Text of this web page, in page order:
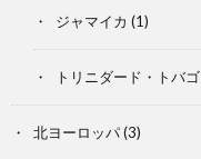
ジャマイカ (1)
トリニダード・トバゴ
北ヨーロッパ(3)